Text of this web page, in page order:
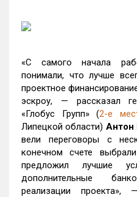
«С самого начала
понимали, что лучше
проектное
эскроу, — рассказал
«Глобус Групп» (2-е
Липецкой области) Антон
вели переговоры с
конечном счете
предложил лучшие
дополнительные
реализации проекта»,